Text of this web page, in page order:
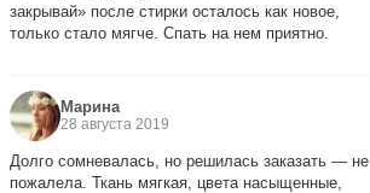
закрывай» после стирки осталось как новое,
только стало мягче. Спать на нем приятно.
Марина
28 августа 2019
Долго сомневалась, но решилась заказать — не
пожалела. Ткань мягкая, цвета насыщенные,